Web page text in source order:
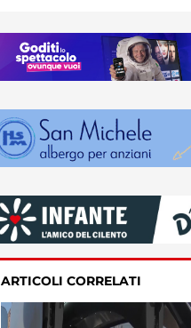
ARTICOLI CORRELATI